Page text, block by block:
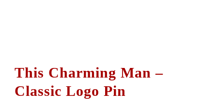
This Charming Man –
Classic Logo Pin